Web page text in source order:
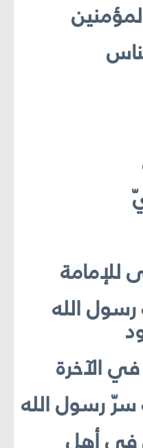
رسول الله
في أهل